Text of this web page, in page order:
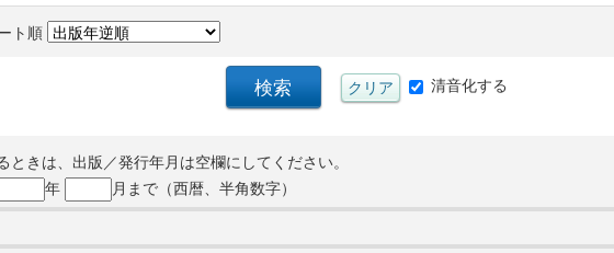
ト順
清音化する
きは、出版／発行年月は空欄にしてください。
年 月まで（西暦、半角数字）